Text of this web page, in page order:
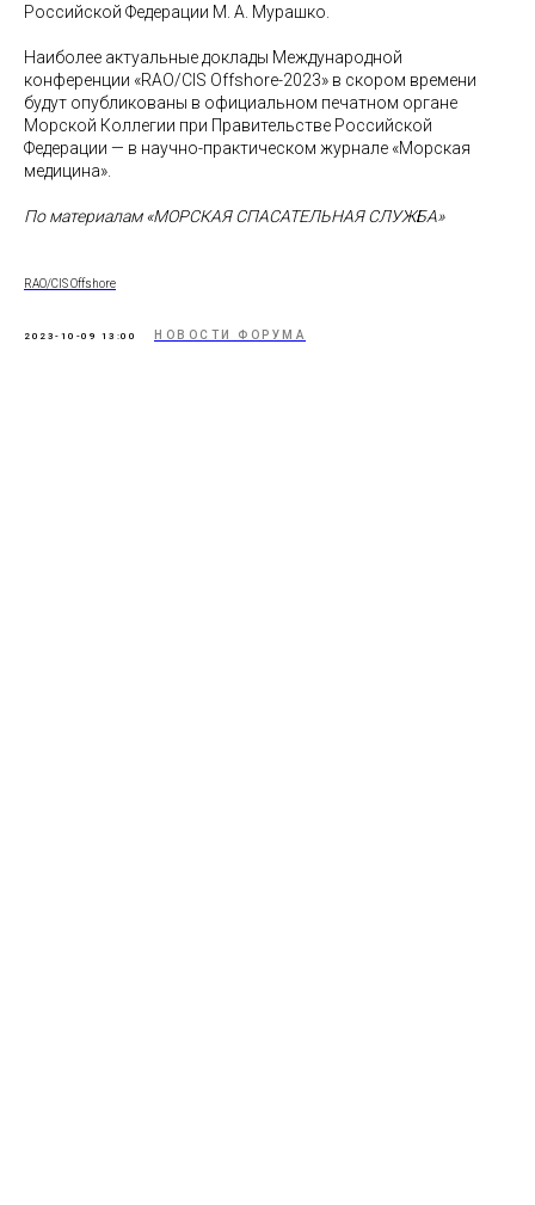
Российской Федерации М. А. Мурашко.
Наиболее актуальные доклады Международной
конференции «RAO/CIS Offshore-2023» в скором времени
будут опубликованы в официальном печатном органе
Морской Коллегии при Правительстве Российской
Федерации — в научно-практическом журнале «Морская
медицина».
По материалам «МОРСКАЯ СПАСАТЕЛЬНАЯ СЛУЖБА»
RAO/CIS Offshore
2023-10-09 13:00 НОВОСТИ ФОРУМА